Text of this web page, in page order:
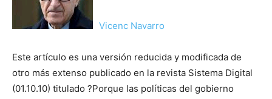
Vicenc Navarro
Este artículo es una versión reducida y modificada de
otro más extenso publicado en la revista Sistema Digital
(01.10.10) titulado ?Porque las políticas del gobierno